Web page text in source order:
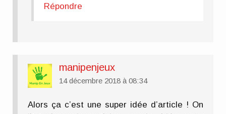
Répondre
manipenjeux
14 décembre 2018 à 08:34
Alors ça c’est une super idée d’article ! On